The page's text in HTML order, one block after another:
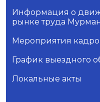
Информация о
рынке труда
Мероприятия
График выездного
Локальные акты